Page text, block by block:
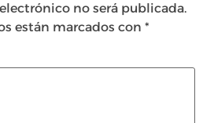
no será publicada.
están marcados con *